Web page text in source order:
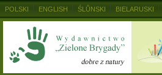
POLSKI ENGLISH ŚLŮNSKI BIELARUSKI